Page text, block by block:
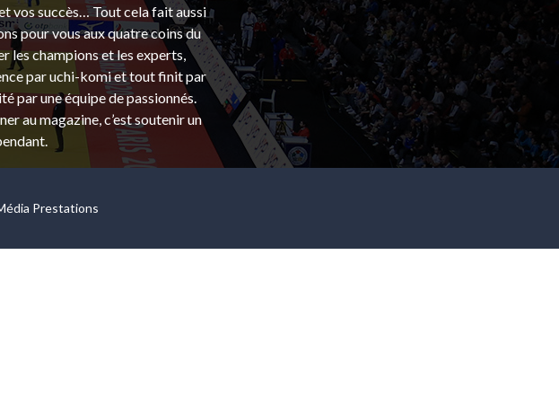
vos succès… Tout cela fait aussi
pour vous aux quatre coins du
les champions et les experts,
par uchi-komi et tout finit par
par une équipe de passionnés.
au magazine, c’est soutenir un
Prestations